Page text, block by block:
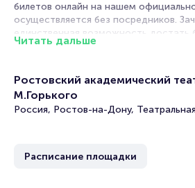
билетов онлайн на нашем
осуществляется без посредников.
единственная возможность достать
Portalbilet – удобный и надежный
продажи билетов на мероприятия
Среднее время на покупку билета
Спектакль «Письмо туда»
Читать дальше
Ростовский академический
М.Горького
Россия, Ростов-на-Дону,
Расписание площадки